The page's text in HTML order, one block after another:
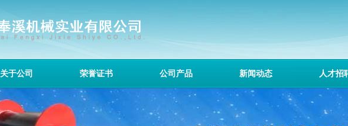
关于公司 荣誉证书 公司产品 新闻动态 人才招